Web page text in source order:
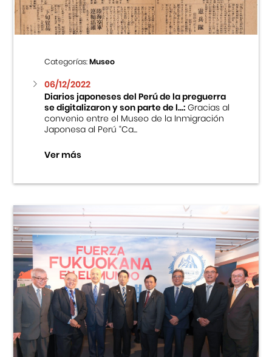
Categorías:Museo
06/12/2022
Diarios japoneses del Perú de la preguerra
se digitalizaron y son parte de l...:Gracias al
convenio entre el Museo de la Inmigración
Japonesa al Perú “Ca...
Ver más